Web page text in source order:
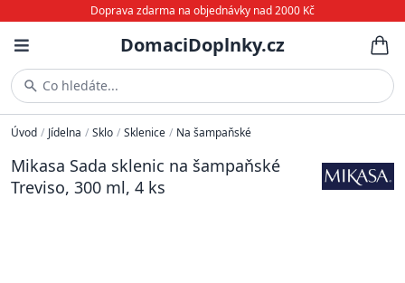
Doprava zdarma na objednávky nad 2000 Kč
DomaciDoplnky.cz
Co hledáte...
Úvod / Jídelna / Sklo / Sklenice / Na šampaňské
Mikasa Sada sklenic na šampaňské
Treviso, 300 ml, 4 ks